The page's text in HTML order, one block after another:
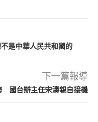
是中華人民共和國的
下一篇報導
國台辦主任宋濤親自接機